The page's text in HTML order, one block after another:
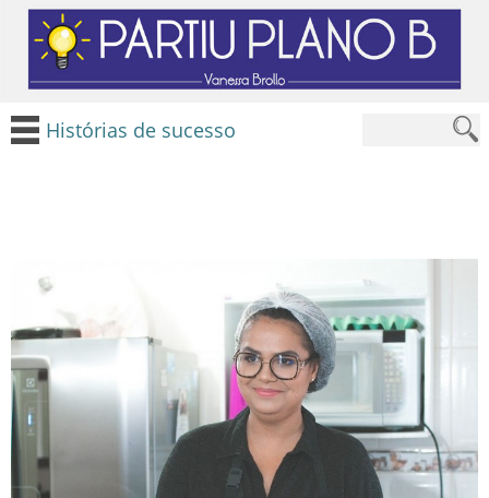
Histórias de sucesso